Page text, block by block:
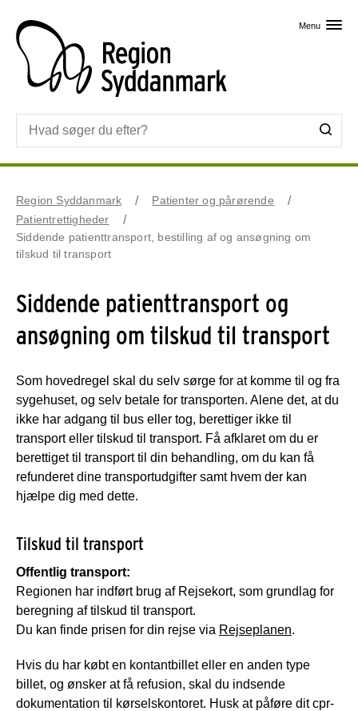
Menu
Region Syddanmark
Patienter og pårørende
Patientrettigheder
Siddende patienttransport, bestilling af og ansøgning om
tilskud til transport
Siddende patienttransport og
ansøgning om tilskud til transport
Som hovedregel skal du selv sørge for at komme til og fra
sygehuset, og selv betale for transporten. Alene det, at du
ikke har adgang til bus eller tog, berettiger ikke til
transport eller tilskud til transport. Få afklaret om du er
berettiget til transport til din behandling, om du kan få
refunderet dine transportudgifter samt hvem der kan
hjælpe dig med dette.
Tilskud til transport
Offentlig transport:
Regionen har indført brug af Rejsekort, som grundlag for
beregning af tilskud til transport.
Du kan finde prisen for din rejse via Rejseplanen.
Hvis du har købt en kontantbillet eller en anden type
billet, og ønsker at få refusion, skal du indsende
dokumentation til kørselskontoret. Husk at påføre dit cpr-